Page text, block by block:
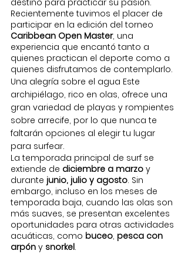
destino para practicar su pasión.
Recientemente tuvimos el placer de
participar en la edición del torneo
Caribbean Open Master, una
experiencia que encantó tanto a
quienes practican el deporte como a
quienes disfrutamos de contemplarlo.
Una alegría sobre el agua Este
archipiélago, rico en olas, ofrece una
gran variedad de playas y rompientes
sobre arrecife, por lo que nunca te
faltarán opciones al elegir tu lugar
para surfear.
La temporada principal de surf se
extiende de diciembre a marzo y
durante junio, julio y agosto. Sin
embargo, incluso en los meses de
temporada baja, cuando las olas son
más suaves, se presentan excelentes
oportunidades para otras actividades
acuáticas, como buceo, pesca con
arpón y snorkel.